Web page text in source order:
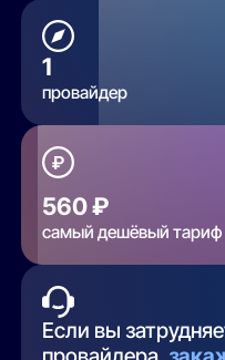
1
провайдер
560 ₽
самый дешёвый тариф
Если вы